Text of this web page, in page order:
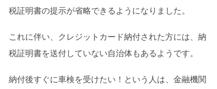
税証明書の提示が省略できるようになりました。
これに伴い、クレジットカード納付された方には、納
税証明書を送付していない自治体もあるようです。
納付後すぐに車検を受けたい！という人は、金融機関